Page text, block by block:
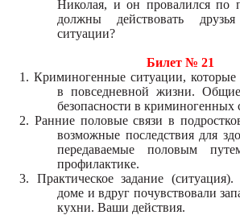
Николая, и он провалился по
должны действовать
ситуации?
Билет № 21
1. Криминогенные ситуации, которые
в повседневной жизни.
безопасности в криминогенных
2. Ранние половые связи в
возможные последствия для
передаваемые половым
профилактике.
3. Практическое задание
доме и вдруг почувствовали
кухни. Ваши действия.